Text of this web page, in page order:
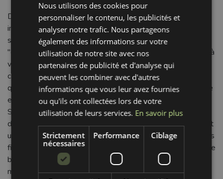
Découvrez notre fil à coudre overlock de 2700 mètres, un
indispensable pour tous vos projets de couture à la
surjeteuse. Sa magnifique teinte orange foncé, évoquant le
"dark salmon", apporte une touche chaleureuse et vibrante à
vos créations, parfaite pour des finitions soignées et
colorées. Composé à 100% de polyester (PES) de haute
qualité, ce fil assure une excellente résistance à la déchirure
et à l'usure, garantissant des coutures durables et solides.
Sa texture lisse permet un déroulement fluide et régulier
dans votre machine overlock, évitant les accrocs et assurant
une tension parfaite du fil. Idéal pour les bords roulottés, les
finitions professionnelles de vêtements (lingerie, maillots de
bain), ou les articles de décoration, il s'adapte à une
multitude de tissus, des plus délicats aux plus robustes.
Nous utilisons des cookies pour
personnaliser le contenu, les publicités et
analyser notre trafic. Nous partageons
également des informations sur votre
utilisation de notre site avec nos
partenaires de publicité et d'analyse qui
peuvent les combiner avec d'autres
informations que vous leur avez fournies
ou qu'ils ont collectées lors de votre
utilisation de leurs services. En savoir plus
Strictement
nécessaires
Performance Ciblage